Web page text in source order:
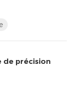
avec pilier d...
de précision